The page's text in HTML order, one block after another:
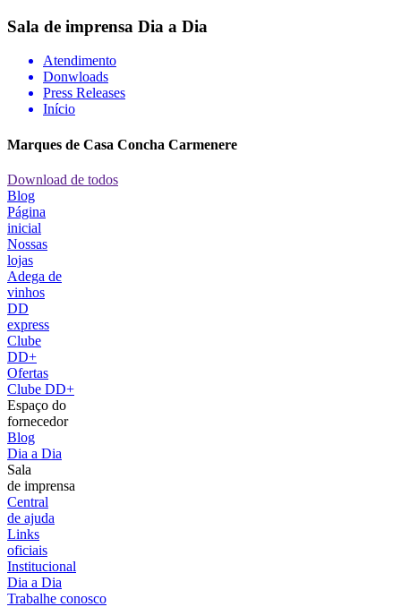
Sala de imprensa Dia a Dia
Atendimento
Donwloads
Press Releases
Início
Marques de Casa Concha Carmenere
Download de todos
Blog
Página
inicial
Nossas
lojas
Adega de
vinhos
DD
express
Clube
DD+
Ofertas
Clube DD+
Espaço do
fornecedor
Blog
Dia a Dia
Sala
de imprensa
Central
de ajuda
Links
oficiais
Institucional
Dia a Dia
Trabalhe conosco